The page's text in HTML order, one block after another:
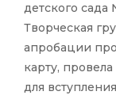
детского сада
Творческая
апробации
карту,
для